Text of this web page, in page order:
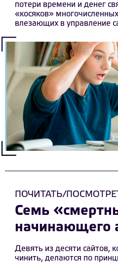
потери времени и денег
«косяков»
влезающих в управление
ПОЧИТАТЬ/
Семь
начинающего
Девять из десяти сайтов,
чинить, делаются по